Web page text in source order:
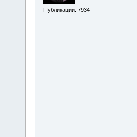
Публикации: 7934